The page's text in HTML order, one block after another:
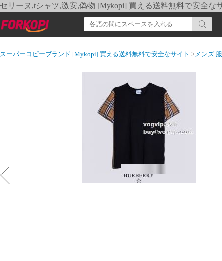
セリーヌ,tシャツ,激安,偽物 [Mykopi] 買える送料無料で安全な
スーパーコピーブランド [Mykopi] 買える送料無料で安全なサイト >メンズ 服